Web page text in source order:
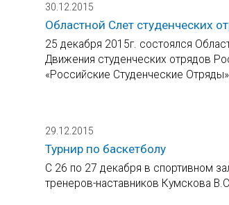
30.12.2015
Областной Слет студенческих
25 декабря 2015г. состоялся
Движения студенческих отрядов
«Российские Студенческие Отряды».
29.12.2015
Турнир по баскетболу
С 26 по 27 декабря в спортивном
тренеров-наставников Кумскова